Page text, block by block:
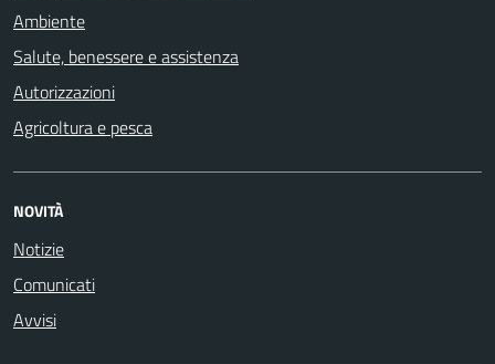
Ambiente
Salute, benessere e assistenza
Autorizzazioni
Agricoltura e pesca
NOVITÀ
Notizie
Comunicati
Avvisi